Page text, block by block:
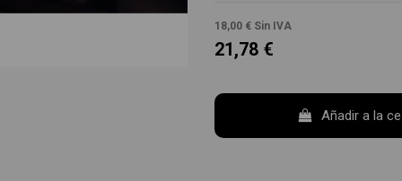
18,00 € Sin IVA
21,78 €
Añadir a la